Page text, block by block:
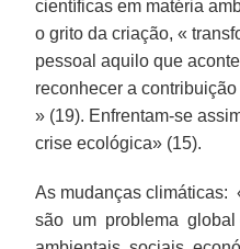
científicas em matéria
o grito da criação, «
pessoal aquilo que
reconhecer a
» (19). Enfrentam-se
crise ecológica» (15).
As mudanças climáticas:
são um problema global